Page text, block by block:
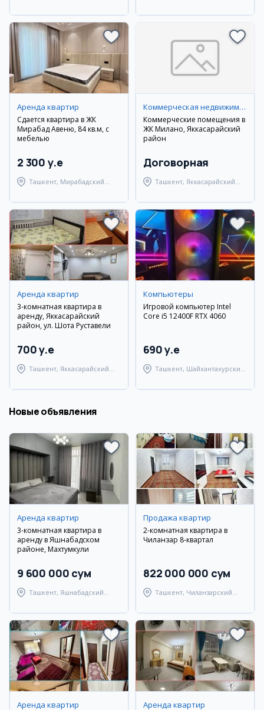
Аренда квартир
Сдается квартира в ЖК
Мирабад Авеню, 84 кв.м, с
мебелью
2 300 y.e
Ташкент, Мирабадский
Коммерческая недвижимость
Коммерческие помещения в
ЖК Милано, Яккасарайский
район
Договорная
Ташкент, Яккасарайский
Аренда квартир
3-комнатная квартира в
аренду, Яккасарайский
район, ул. Шота Руставели
700 y.e
Ташкент, Яккасарайский
Компьютеры
Игровой компьютер Intel
Core i5 12400F RTX 4060
690 y.e
Ташкент, Шайхантахурский
Новые объявления
Аренда квартир
3-комнатная квартира в
аренду в Яшнабадском
районе, Махтумкули
9 600 000 сум
Ташкент, Яшнабадский
Продажа квартир
2-комнатная квартира в
Чиланзар 8-квартал
822 000 000 сум
Ташкент, Чиланзарский
Аренда квартир Аренда квартир